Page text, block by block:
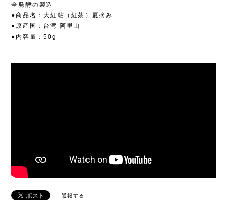
全発酵の製造
●商品名：大紅帖（紅茶）夏摘み
●原産国：台湾 阿里山
●内容量：50g
通報する